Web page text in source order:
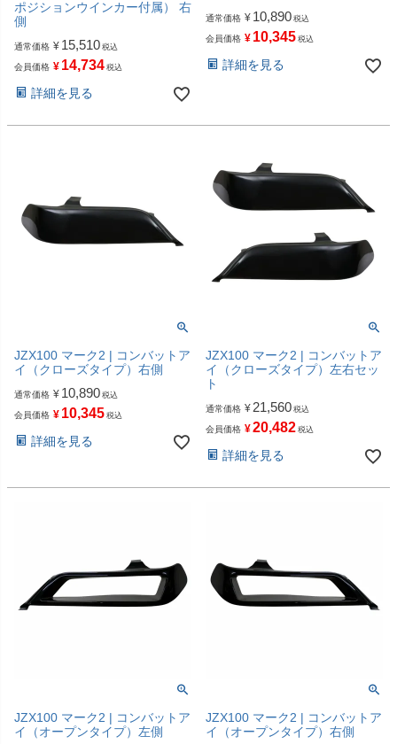
ポジションウインカー付属） 右
側
通常価格 ¥ 15,510 税込
会員価格 ¥ 14,734 税込
詳細を見る
通常価格 ¥ 10,890 税込
会員価格 ¥ 10,345 税込
詳細を見る
JZX100 マーク2 | コンバットア
イ（クローズタイプ）右側
通常価格 ¥ 10,890 税込
会員価格 ¥ 10,345 税込
詳細を見る
JZX100 マーク2 | コンバットア
イ（クローズタイプ）左右セッ
ト
通常価格 ¥ 21,560 税込
会員価格 ¥20,482 税込
詳細を見る
JZX100 マーク2 | コンバットア
イ（オープンタイプ）左側
JZX100 マーク2 | コンバットア
イ（オープンタイプ）右側